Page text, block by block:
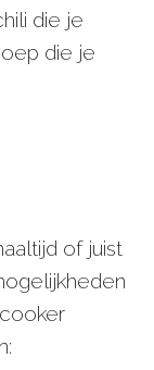
die je
die je
of juist